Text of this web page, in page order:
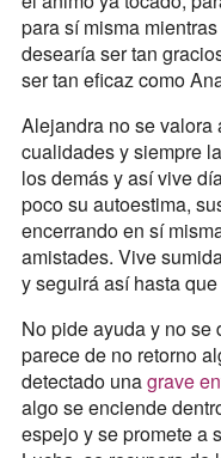
para sí misma
desearía ser tan
ser tan eficaz como
Alejandra no se valora
cualidades y siempre
los demás y así vive
poco su autoestima,
encerrando en sí
amistades. Vive
y seguirá así hasta
No pide ayuda y no se
parece de no retorno
detectado unagrave
algo se enciende
espejo y se promete a